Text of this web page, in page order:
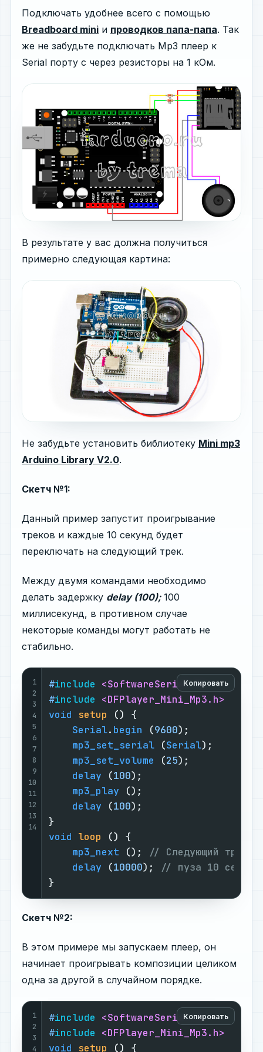
Подключать удобнее всего с помощью
Breadboard mini и проводков папа-папа. Так
же не забудьте подключать Mp3 плеер к
Serial порту с через резисторы на 1 кОм.
В результате у вас должна получиться
примерно следующая картина:
Не забудьте установить библиотеку Mini mp3
Arduino Library V2.0.
Скетч №1:
Данный пример запустит проигрывание
треков и каждые 10 секунд будет
переключать на следующий трек.
Между двумя командами необходимо
делать задержку delay (100);100
миллисекунд, в противном случае
некоторые команды могут работать не
стабильно.
Копировать
1
2
3
4
5
6
7
8
9
10
11
12
13
14
#include <SoftwareSerial.h>
#include <DFPlayer_Mini_Mp3.h>
void
setup ()
{
Serial. begin (9600);
mp3_set_serial (Serial);
mp3_set_volume (25);
delay (100);
mp3_play ();
delay (100);
void loop ()
{
mp3_next ();
// Следующий трек
delay (10000);
// пуза 10 секунд
}
Скетч №2:
В этом примере мы запускаем плеер, он
начинает проигрывать композиции целиком
одна за другой в случайном порядке.
Копировать
1
2
3
4
#include <SoftwareSerial.h>
#include <DFPlayer_Mini_Mp3.h>
void
setup ()
{